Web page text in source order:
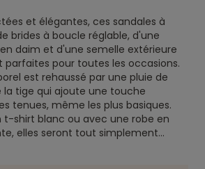
et élégantes, ces sandales à
brides à boucle réglable, d'une
daim et d'une semelle extérieure
parfaites pour toutes les occasions.
est rehaussé par une pluie de
tige qui ajoute une touche
tenues, même les plus basiques.
t-shirt blanc ou avec une robe en
elles seront tout simplement...